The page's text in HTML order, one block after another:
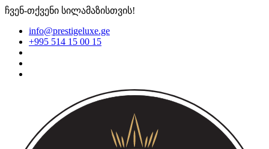
ჩვენ-თქვენი სილამაზისთვის!
info@prestigeluxe.ge
+995 514 15 00 15